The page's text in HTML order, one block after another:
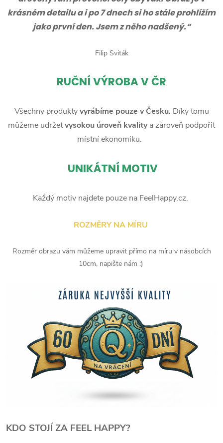
krásném detailu a i po 7 dnech si ho stále prohlížím
jako první den. Jsem z něho nadšený.“
Filip Sviták
RUČNÍ VÝROBA V ČR
Všechny produktyvyrábíme pouze v Česku. Díky tomu
můžeme udržetvysokou úroveň kvalitya zároveň podpořit
místní ekonomiku.
UNIKÁTNÍ MOTIV
Každý motiv najdete pouze na FeelHappy.cz.
ROZMĚRY NA MÍRU
Rozměr obrazu vám můžeme upravit přímo na míru v násobcích
10cm, napište nám :)
KDO STOJÍ ZA FEEL HAPPY?